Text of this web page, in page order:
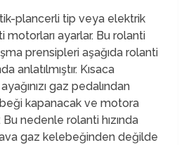
plancerli tip veya elektrik
ayarlar. Bu rolanti
prensipleri aşağıda rolanti
anlatılmıştır. Kısaca
gaz pedalından
kapanacak ve motora
nedenle rolanti hızında
gaz kelebeğinden değilde